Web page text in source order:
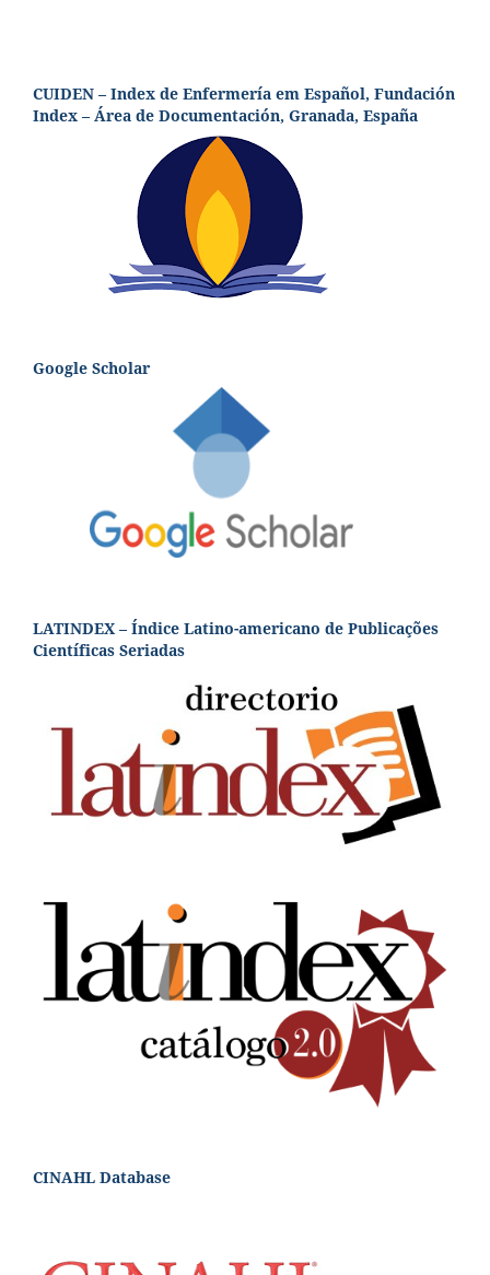
CUIDEN – Index de Enfermería em Español, Fundación
Index – Área de Documentación, Granada, España
Google Scholar
LATINDEX – Índice Latino-americano de Publicações
Científicas Seriadas
CINAHL Database